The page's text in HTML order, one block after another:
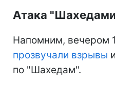
Атака
Напомним, вечером
прозвучали взрывы
по "Шахедам".